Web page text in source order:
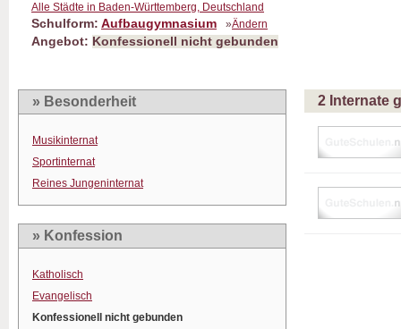
Alle Städte in Baden-Württemberg, Deutschland
Schulform: Aufbaugymnasium »Ändern
Angebot: Konfessionell nicht gebunden
» Besonderheit
Musikinternat
Sportinternat
Reines Jungeninternat
» Konfession
Katholisch
Evangelisch
Konfessionell nicht gebunden
2 Internate